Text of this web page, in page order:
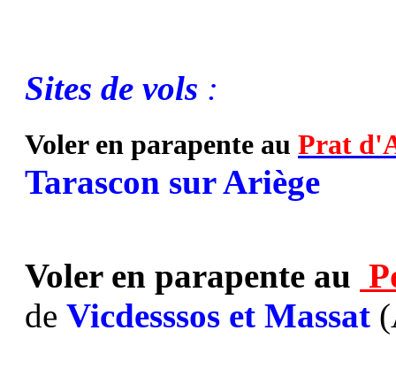
Sites de vols :
Voler en parapente au Prat
Tarascon sur Ariège
Voler en parapente au
de Vicdesssos et Massat